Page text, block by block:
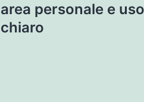
area personale e
chiaro